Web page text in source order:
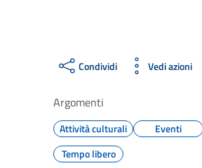
Condividi Vedi azioni
Argomenti
Attività culturali
Eventi
Tempo libero